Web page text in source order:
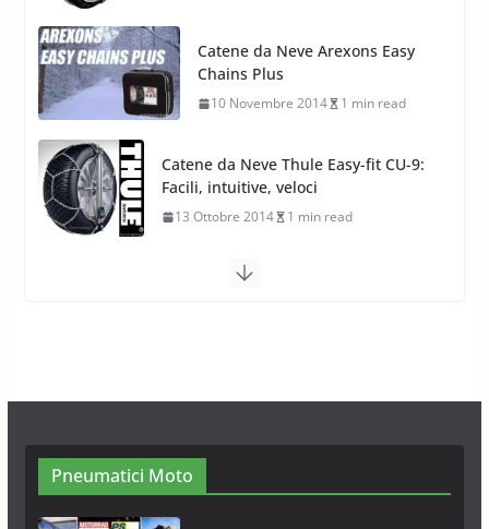
Catene da Neve Thule Easy-fit CU-9:
Facili, intuitive, veloci
13 Ottobre 2014 1 min read
Calze da Neve Arexocks by
Arexons
26 Ottobre 2013 1 min read
Calze da Neve per Auto 2025:
26 Gennaio 2017
Pneumatici Moto